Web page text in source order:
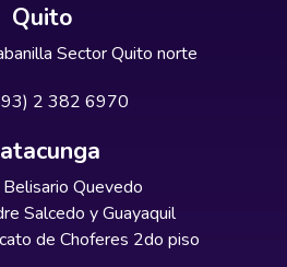
Quito
Sector Quito norte
2 382 6970
Quevedo
Salcedo y Guayaquil
de Choferes 2do piso